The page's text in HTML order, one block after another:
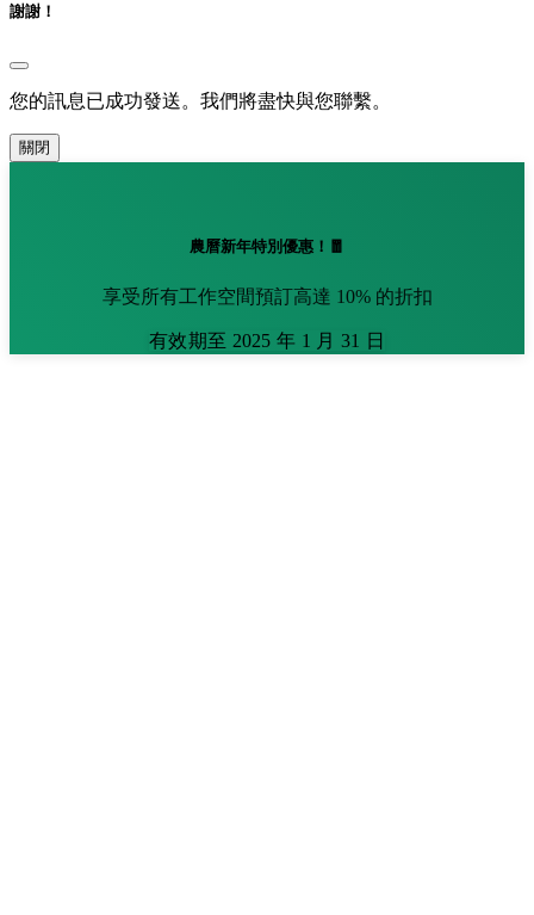
謝謝！
您的訊息已成功發送。我們將盡快與您聯繫。
關閉
農曆新年特別優惠！🧧
享受所有工作空間預訂高達 10% 的折扣
有效期至 2025 年 1 月 31 日